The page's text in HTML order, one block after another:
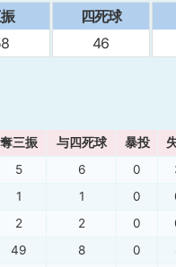
四死球
46
奪三振 与四死球 暴投
5 6 0
1 1 0
2 2 0
49 8 0